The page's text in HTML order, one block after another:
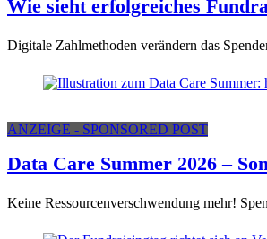
Wie sieht erfolgreiches
Digitale Zahlmethoden verändern das
ANZEIGE - SPONSORED POST
Data Care Summer 2026 –
Keine Ressourcenverschwendung mehr!